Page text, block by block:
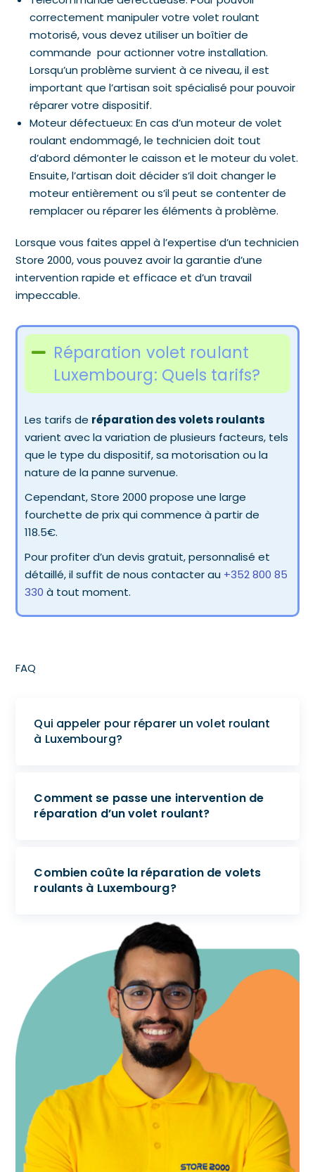
correctement manipuler votre volet roulant
motorisé, vous devez utiliser un boîtier de
commande pour actionner votre installation.
Lorsqu’un problème survient à ce niveau, il est
important que l’artisan soit spécialisé pour pouvoir
réparer votre dispositif.
Moteur défectueux: En cas d’un moteur de volet
roulant endommagé, le technicien doit tout
d’abord démonter le caisson et le moteur du volet.
Ensuite, l’artisan doit décider s’il doit changer le
moteur entièrement ou s’il peut se contenter de
remplacer ou réparer les éléments à problème.
Lorsque vous faites appel à l’expertise d’un technicien
Store 2000, vous pouvez avoir la garantie d’une
intervention rapide et efficace et d’un travail
impeccable.
Réparation volet roulant
Luxembourg: Quels tarifs?
Les tarifs de réparation des volets roulants
varient avec la variation de plusieurs facteurs, tels
que le type du dispositif, sa motorisation ou la
nature de la panne survenue.
Cependant, Store 2000 propose une large
fourchette de prix qui commence à partir de
118.5€.
Pour profiter d’un devis gratuit, personnalisé et
détaillé, il suffit de nous contacter au +352 800 85
330 à tout moment.
FAQ
Qui appeler pour réparer un volet roulant
à Luxembourg?
Comment se passe une intervention de
réparation d’un volet roulant?
Combien coûte la réparation de volets
roulants à Luxembourg?